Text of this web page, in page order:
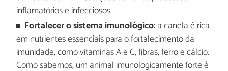
inflamatórios e infecciosos.
Fortalecer o sistema imunológico: a canela é rica
em nutrientes essenciais para o fortalecimento da
imunidade, como vitaminas A e C, fibras, ferro e cálcio.
Como sabemos, um animal imunologicamente forte é